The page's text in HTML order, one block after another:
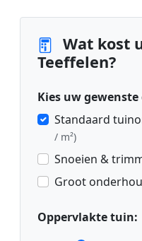
Wat kost
Teeffelen?
Kies uw
Standaard
/ m²)
Snoeien &
Groot
Oppervlakte tuin: